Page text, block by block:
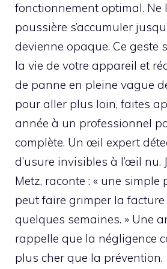
fonctionnement optimal. Ne
poussière s’accumuler
devienne opaque. Ce geste
la vie de votre appareil et
de panne en pleine vague
pour aller plus loin, faites
année à un professionnel
complète. Un œil expert
d’usure invisibles à l’œil nu.
Metz, raconte : « une simple
peut faire grimper la facture
quelques semaines. » Une
rappelle que la négligence
plus cher que la prévention.